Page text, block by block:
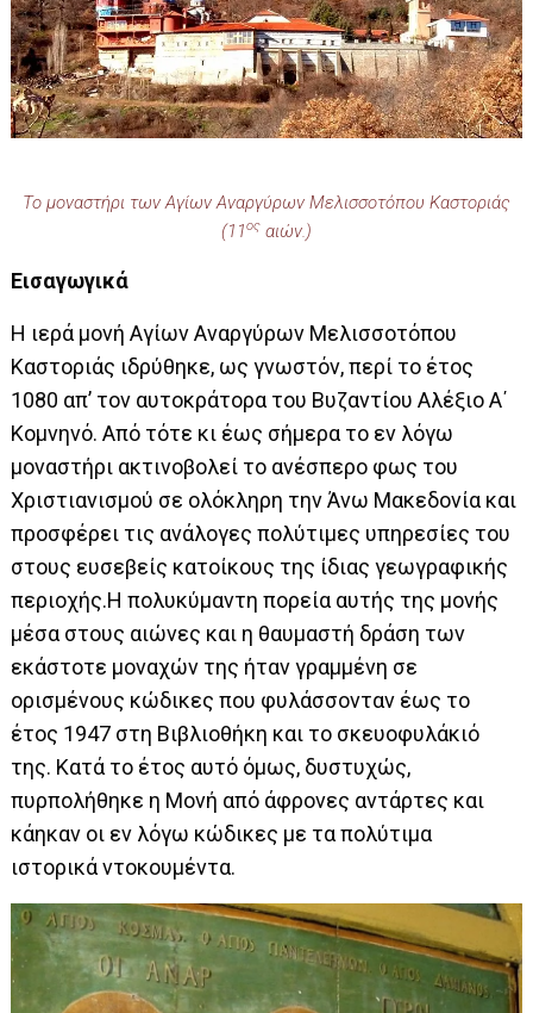
Το μοναστήρι των Αγίων Αναργύρων Μελισσοτόπου Καστοριάς
(11ος αιών.)
Εισαγωγικά
Η ιερά μονή Αγίων Αναργύρων Μελισσοτόπου
Καστοριάς ιδρύθηκε, ως γνωστόν, περί το έτος
1080 απ’ τον αυτοκράτορα του Βυζαντίου Αλέξιο Α΄
Κομνηνό. Από τότε κι έως σήμερα το εν λόγω
μοναστήρι ακτινοβολεί το ανέσπερο φως του
Χριστιανισμού σε ολόκληρη την Άνω Μακεδονία και
προσφέρει τις ανάλογες πολύτιμες υπηρεσίες του
στους ευσεβείς κατοίκους της ίδιας γεωγραφικής
περιοχής.Η πολυκύμαντη πορεία αυτής της μονής
μέσα στους αιώνες και η θαυμαστή δράση των
εκάστοτε μοναχών της ήταν γραμμένη σε
ορισμένους κώδικες που φυλάσσονταν έως το
έτος 1947 στη Βιβλιοθήκη και το σκευοφυλάκιό
της. Κατά το έτος αυτό όμως, δυστυχώς,
πυρπολήθηκε η Μονή από άφρονες αντάρτες και
κάηκαν οι εν λόγω κώδικες με τα πολύτιμα
ιστορικά ντοκουμέντα.